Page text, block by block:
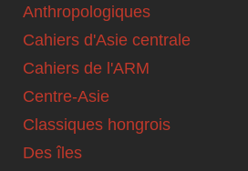
Anthropologiques
Cahiers d'Asie centrale
Cahiers de l'ARM
Centre-Asie
Classiques hongrois
Des îles